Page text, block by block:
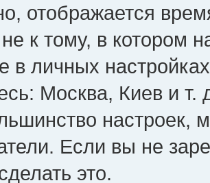
отображается
к тому, в котором
в личных
Москва, Киев и т.
настроек,
Если вы не
это.